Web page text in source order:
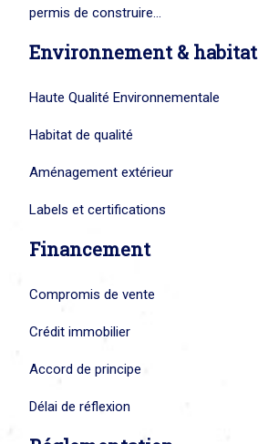
permis de construire…
Environnement & habitat
Haute Qualité Environnementale
Habitat de qualité
Aménagement extérieur
Labels et certifications
Financement
Compromis de vente
Crédit immobilier
Accord de principe
Délai de réflexion